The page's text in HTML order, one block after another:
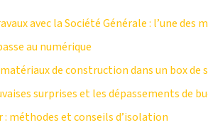
avec la Société Générale : l’une des
au numérique
de construction dans un box de
surprises et les dépassements de
: méthodes et conseils d’isolation